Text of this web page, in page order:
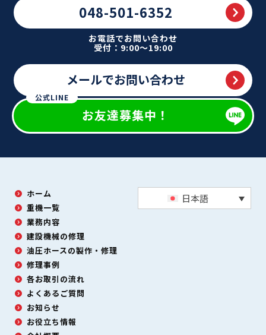
048-501-6352
お電話でお問い合わせ
受付：9:00～19:00
メールでお問い合わせ
公式LINE
お友達募集中！
ホーム
重機一覧
業務内容
建設機械の修理
油圧ホースの製作・修理
修理事例
各お取引の流れ
よくあるご質問
お知らせ
お役立ち情報
日本語